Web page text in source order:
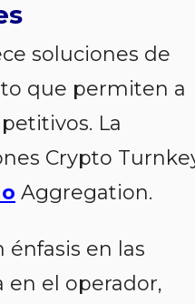
soluciones de
que permiten a
La
Crypto
Aggregation.
énfasis en las
en el operador,